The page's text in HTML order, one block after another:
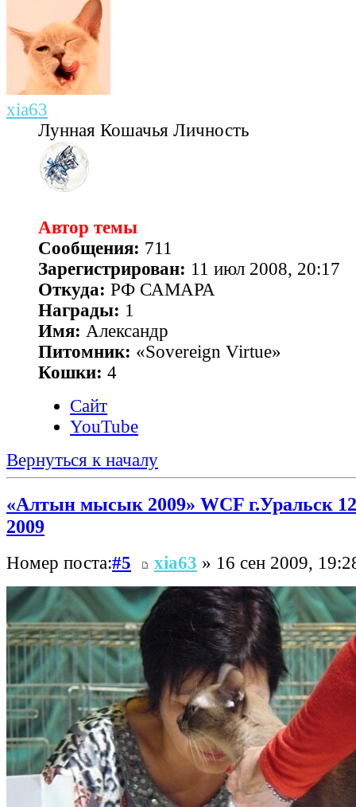
xia63
Лунная Кошачья Личность
Автор темы
Сообщения: 711
Зарегистрирован: 11 июл 2008, 20:17
Откуда: РФ САМАРА
Награды: 1
Имя: Александр
Питомник: «Sovereign Virtue»
Кошки: 4
Сайт
YouTube
Вернуться к началу
«Алтын мысык 2009» WCF г.Уральск
2009
Номер поста:#5 xia63 » 16 сен 2009,